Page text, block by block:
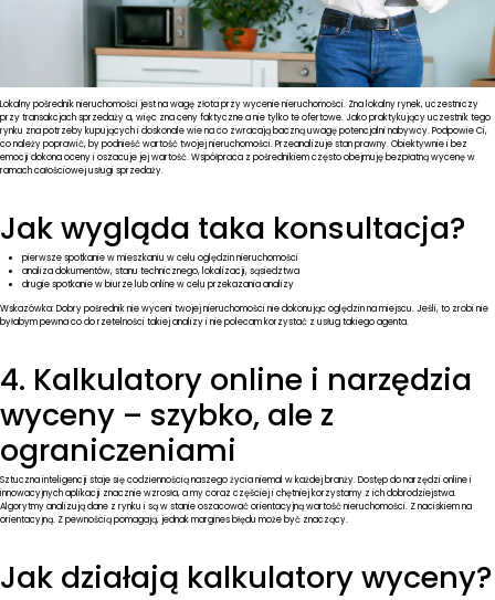
Lokalny pośrednik nieruchomości jest na wagę złota przy wycenie nieruchomości. Zna lokalny rynek, uczestniczy
przy transakcjach sprzedaży a, więc zna ceny faktyczne a nie tylko te ofertowe. Jako praktykujący uczestnik tego
rynku zna potrzeby kupujących i doskonale wie na co zwracają baczną uwagę potencjalni nabywcy. Podpowie Ci,
co należy poprawić, by podnieść wartość twojej nieruchomości. Przeanalizuje stan prawny. Obiektywnie i bez
emocji dokona oceny i oszacuje jej wartość. Współpraca z pośrednikiem często obejmuję bezpłatną wycenę w
ramach całościowej usługi sprzedaży.
Jak wygląda taka konsultacja?
pierwsze spotkanie w mieszkaniu w celu oględzin nieruchomości
analiza dokumentów, stanu technicznego, lokalizacji, sąsiedztwa
drugie spotkanie w biurze lub online w celu przekazania analizy
Wskazówka: Dobry pośrednik nie wyceni twojej nieruchomości nie dokonując oględzin na miejscu. Jeśli, to zrobi nie
byłabym pewna co do rzetelności takiej analizy i nie polecam korzystać z usług takiego agenta.
4. Kalkulatory online i narzędzia
wyceny – szybko, ale z
ograniczeniami
Sztuczna inteligencji staje się codziennością naszego życia niemal w każdej branży. Dostęp do narzędzi online i
innowacyjnych aplikacji znacznie wzrosła, a my coraz częściej i chętniej korzystamy z ich dobrodziejstwa.
Algorytmy analizują dane z rynku i są w stanie oszacować orientacyjną wartość nieruchomości. Z naciskiem na
orientacyjną. Z pewnością pomagają, jednak margines błędu może być znaczący.
Jak działają kalkulatory wyceny?